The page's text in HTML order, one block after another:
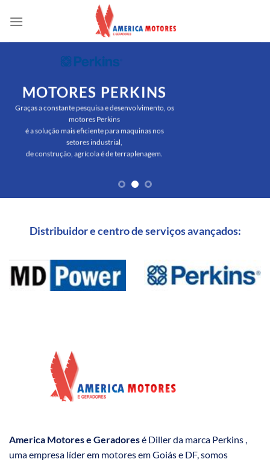
MOTORES PERKINS
Graças a constante pesquisa e desenvolvimento, os
motores Perkins
é a solução mais eficiente para maquinas nos
setores industrial,
de construção, agrícola é de terraplenagem.
Distribuidor e centro de serviços avançados:
America Motores e Geradoresé Diller da marca Perkins ,
uma empresa líder em motores em Goiás e DF, somos